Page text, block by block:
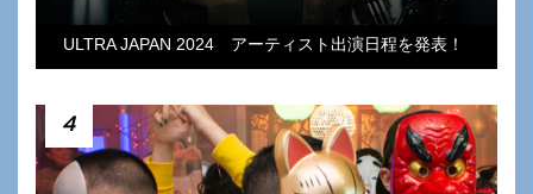
ULTRA JAPAN 2024 アーティスト出演日程を発表！
4